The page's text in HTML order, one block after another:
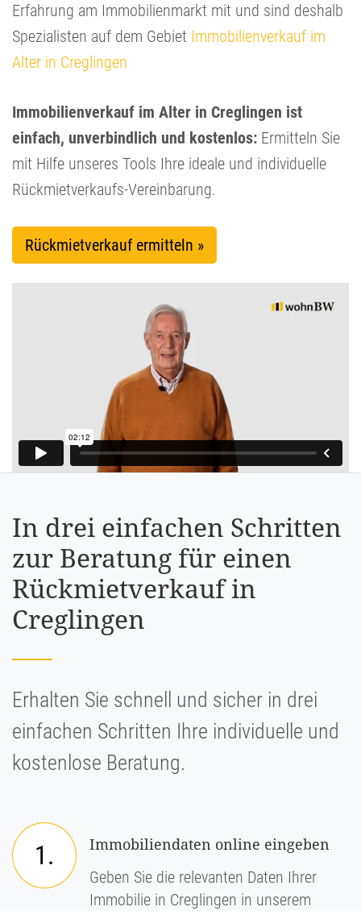
Erfahrung am Immobilienmarkt mit und sind deshalb
Spezialisten auf dem Gebiet Immobilienverkauf im
Alter in Creglingen
Immobilienverkauf im Alter in Creglingen ist
einfach, unverbindlich und kostenlos: Ermitteln Sie
mit Hilfe unseres Tools Ihre ideale und individuelle
Rückmietverkaufs-Vereinbarung.
Rückmietverkauf ermitteln »
In drei einfachen Schritten
zur Beratung für einen
Rückmietverkauf in
Creglingen
Erhalten Sie schnell und sicher in drei
einfachen Schritten Ihre individuelle und
kostenlose Beratung.
1.
Immobiliendaten online eingeben
Geben Sie die relevanten Daten Ihrer
Immobilie in Creglingen in unserem